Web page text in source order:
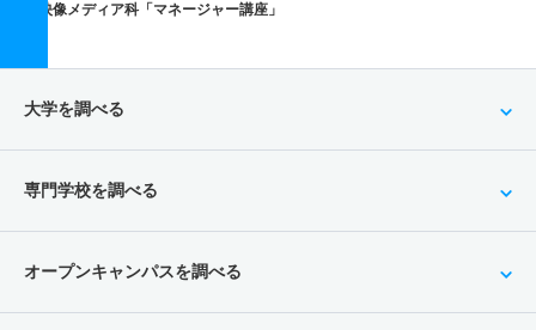
映像メディア科「マネージャー講座」
大学を調べる
専門学校を調べる
オープンキャンパスを調べる